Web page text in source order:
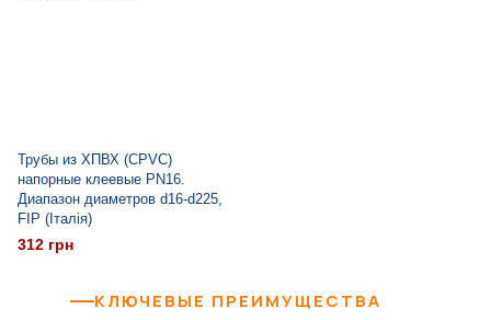
Трубы из ХПВХ (CPVC)
напорные клеевые PN16.
Диапазон диаметров d16-d225,
FIP (Італія)
312 грн
КЛЮЧЕВЫЕ ПРЕИМУЩЕСТВА